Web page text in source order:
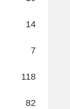
14
7
118
82